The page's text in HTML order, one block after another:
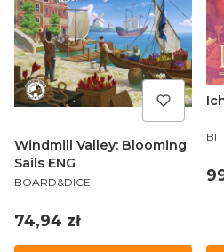
Windmill Valley: Blooming
Sails ENG
PRODUCENT
BOARD&DICE
Cena
74,94 zł